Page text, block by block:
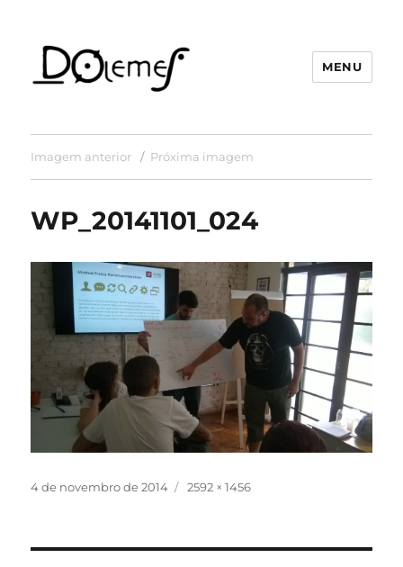
MENU
Imagem anterior Próxima imagem
WP_20141101_024
Publicado
4 de novembro de 2014
Tamanho
2592 × 1456